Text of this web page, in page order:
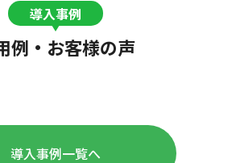
導入事例
例・お客様の声
導入事例一覧へ